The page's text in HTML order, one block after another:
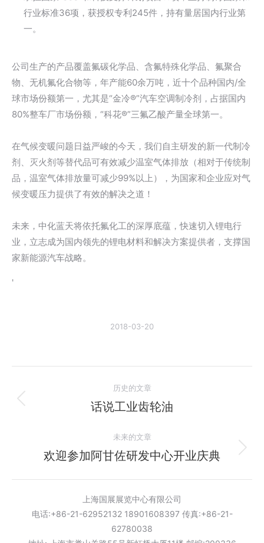
行业标准36项，获授权专利245件，持有量居国内行业第
一。
公司生产的产品覆盖氟碳化学品、含氟特殊化学品、氟聚合
物、无机氟化合物等，年产能60余万吨，近十个品种国内/全
球市场份额第一，尤其是“金冷®”汽车空调制冷剂，占据国内
80%整车厂市场份额，“科花®”三氟乙酸产量全球第一。
在气候变暖问题日益严峻的今天，我们自主研发的新一代制冷
剂、灭火剂等替代品可有效减少温室气体排放（相对于传统制
品，温室气体排放量可减少99%以上），为国家和企业应对气
候变暖压力提供了有效的解决之道！
未来，中化蓝天将依托氟化工的深厚底蕴，快速切入锂电行
业，立志成为国内领先的锂电材料和解决方案提供者，支撑国
家新能源汽车战略。
'
2018-03-20
章
历史的文章
历
的
文
话说工业齿轮油
未来的文章
未
文
章：
欢迎参加阿甘佐研发中心开业庆典
上海国展展览中心有限公司
电话:+86-21-62952132 18901608397 传真:+86-21-
62780038